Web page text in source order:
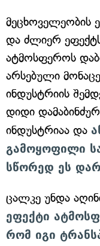
მეცხოველეობის
და ძლიერ
ატმოსფეროს
არსებული
ინდუსტრიის
დიდი
ინდუსტრიაა და
გამოყოფილი
სწორედ ეს
ცალკე უნდა
ეფექტი
რომ იგი